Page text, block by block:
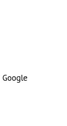
Google